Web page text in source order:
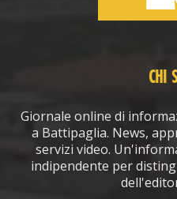
CHI
Giornale online di
a Battipaglia. News,
servizi video.
indipendente per